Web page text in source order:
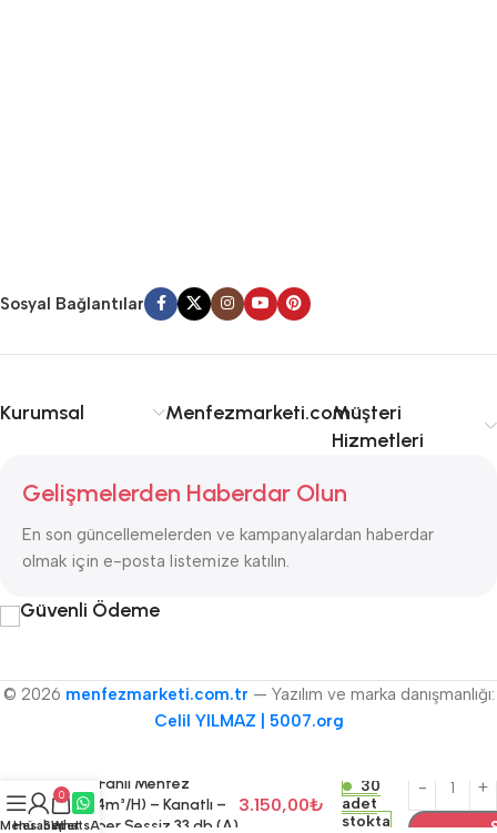
Sosyal Bağlantılar
Kurumsal Menfezmarketi.comMüşteri
Hizmetleri
Gelişmelerden Haberdar Olun
En son güncellemelerden ve kampanyalardan haberdar
olmak için e-posta listemize katılın.
Güvenli Ödeme
© 2026 menfezmarketi.com.tr — Yazılım ve marka danışmanlığı:
Celil YILMAZ | 5007.org
150 Fanlı Menfez
(254m³/H) – Kanatlı –
(Süper Sessiz 33 db (A)
3.150,00₺
30
adet
stokta
Menü
Hesabım
0
Sepet
WhatsApp